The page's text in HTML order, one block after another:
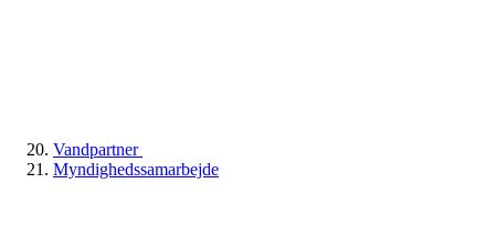
Vandpartner
Myndighedssamarbejde